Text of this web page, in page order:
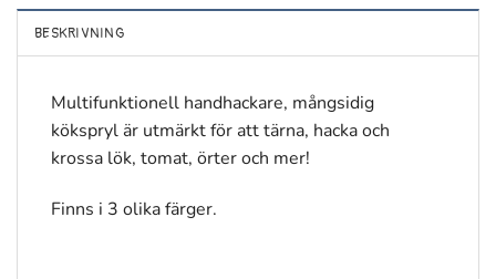
BESKRIVNING
Multifunktionell handhackare, mångsidig
kökspryl är utmärkt för att tärna, hacka och
krossa lök, tomat, örter och mer!
Finns i 3 olika färger.